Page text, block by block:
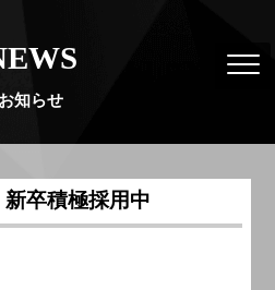
お知らせ
卒積極採用中